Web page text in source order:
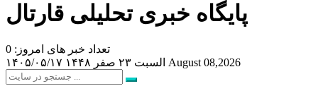
پایگاه خبری تحلیلی قارتال
تعداد خبر های امروز: 0
۱۴۰۵/۰۵/۱۷
السبت ۲۳ صفر ۱۴۴۸ August 08,2026